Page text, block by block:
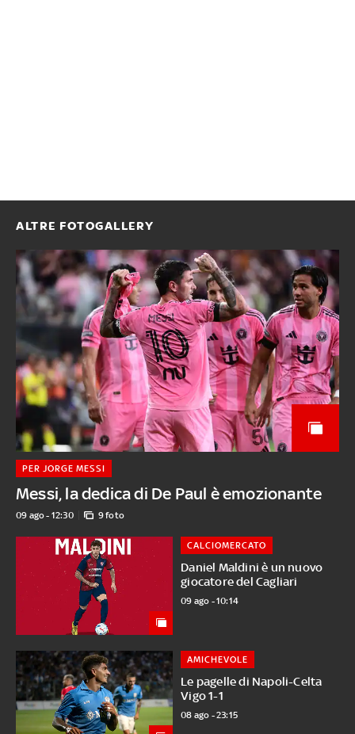
ALTRE FOTOGALLERY
Messi, la dedica di De Paul è emozionante
PER JORGE MESSI
09 ago - 12:30 9 foto
Daniel Maldini è un nuovo
giocatore del Cagliari
CALCIOMERCATO
09 ago - 10:14
Le pagelle di Napoli-Celta
Vigo 1-1
AMICHEVOLE
08 ago - 23:15